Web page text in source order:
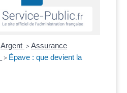
Argent > Assurance
> Épave : que devient la